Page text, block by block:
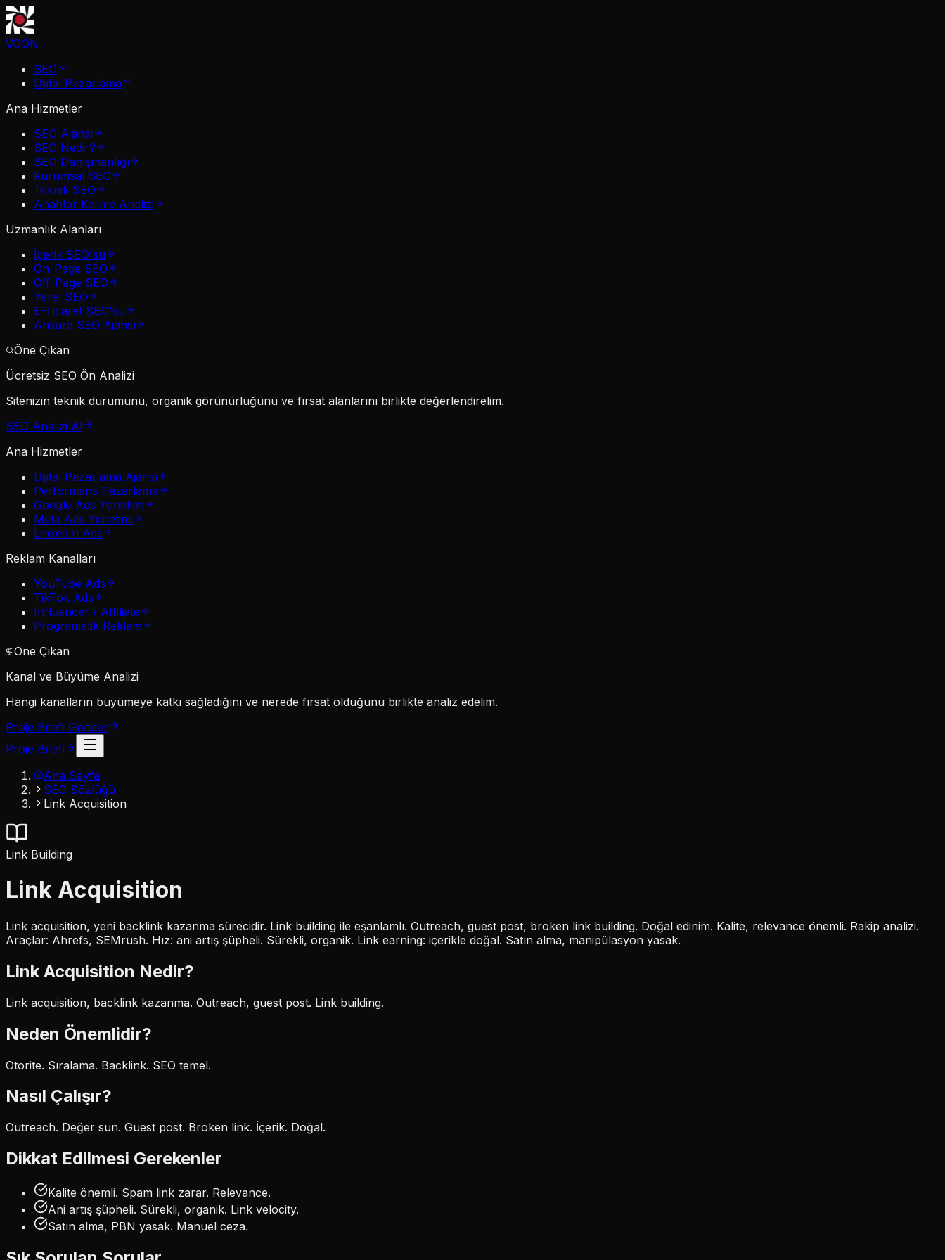
VOON
SEO
Dijital Pazarlama
Ana Hizmetler
SEO Ajansı
SEO Nedir?
SEO Danışmanlığı
Kurumsal SEO
Teknik SEO
Anahtar Kelime Analizi
Uzmanlık Alanları
İçerik SEO'su
On-Page SEO
Off-Page SEO
Yerel SEO
E-Ticaret SEO'su
Ankara SEO Ajansı
Öne Çıkan
Ücretsiz SEO Ön Analizi
Sitenizin teknik durumunu, organik görünürlüğünü ve fırsat alanlarını birlikte değerlendirelim.
SEO Analizi Al
Ana Hizmetler
Dijital Pazarlama Ajansı
Performans Pazarlama
Google Ads Yönetimi
Meta Ads Yönetimi
LinkedIn Ads
Reklam Kanalları
YouTube Ads
TikTok Ads
Influencer / Affiliate
Programatik Reklam
Öne Çıkan
Kanal ve Büyüme Analizi
Hangi kanalların büyümeye katkı sağladığını ve nerede fırsat olduğunu birlikte analiz edelim.
Proje Briefi Gönder
Proje Briefi
Ana Sayfa
SEO Sözlüğü
Link Acquisition
Link Building
Link Acquisition
Link acquisition, yeni backlink kazanma sürecidir. Link building ile eşanlamlı. Outreach, guest post, broken link building. Doğal edinim. Kalite, relevance önemli. Rakip analizi.
Araçlar: Ahrefs, SEMrush. Hız: ani artış şüpheli. Sürekli, organik. Link earning: içerikle doğal. Satın alma, manipülasyon yasak.
Link Acquisition Nedir?
Link acquisition, backlink kazanma. Outreach, guest post. Link building.
Neden Önemlidir?
Otorite. Sıralama. Backlink. SEO temel.
Nasıl Çalışır?
Outreach. Değer sun. Guest post. Broken link. İçerik. Doğal.
Dikkat Edilmesi Gerekenler
Kalite önemli. Spam link zarar. Relevance.
Ani artış şüpheli. Sürekli, organik. Link velocity.
Satın alma, PBN yasak. Manuel ceza.